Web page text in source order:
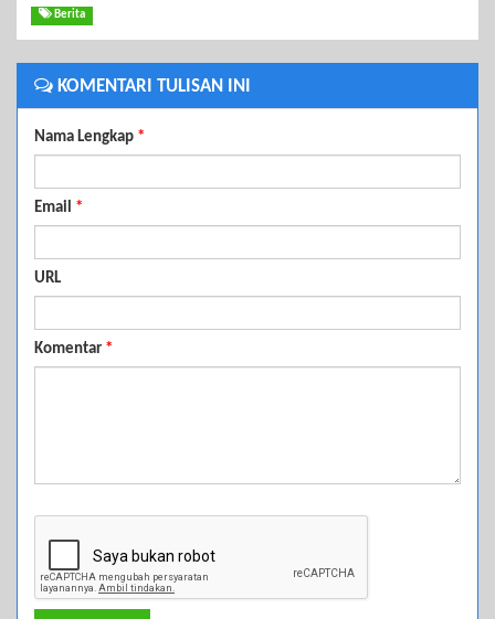
Berita
KOMENTARI TULISAN INI
Nama Lengkap *
Email *
URL
Komentar *